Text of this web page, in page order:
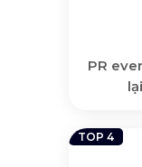
PR